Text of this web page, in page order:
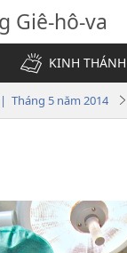
Giê-hô-va
KINH
Tháng 5 năm 2014